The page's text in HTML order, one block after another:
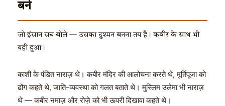
बने
जो इंसान सच बोले — उसका दुश्मन बनना तय है। कबीर के साथ भी
यही हुआ।
काशी के पंडित नाराज़ थे। कबीर मंदिर की आलोचना करते थे, मूर्तिपूजा को
ढोंग कहते थे, जाति-व्यवस्था को गलत बताते थे। मुस्लिम उलेमा भी नाराज़
थे — कबीर नमाज़ और रोज़े को भी ऊपरी दिखावा कहते थे।